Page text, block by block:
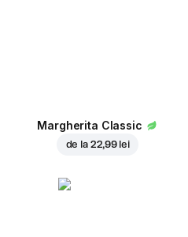
Margherita Classic
de la 22,99 lei